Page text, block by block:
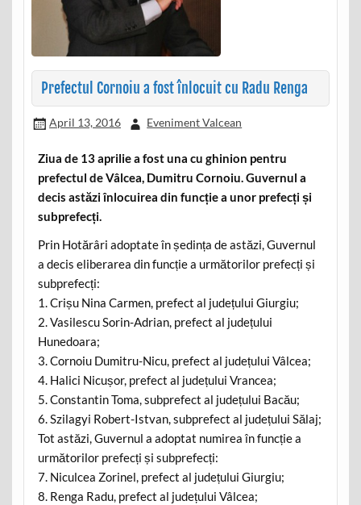
Prefectul Cornoiu a fost înlocuit cu Radu Renga
April 13, 2016 Eveniment Valcean
Ziua de 13 aprilie a fost una cu ghinion pentru
prefectul de Vâlcea, Dumitru Cornoiu. Guvernul a
decis astăzi înlocuirea din funcție a unor prefecți și
subprefecți.
Prin Hotărâri adoptate în ședința de astăzi, Guvernul
a decis eliberarea din funcție a următorilor prefecți și
subprefecți:
1. Crișu Nina Carmen, prefect al județului Giurgiu;
2. Vasilescu Sorin-Adrian, prefect al județului
Hunedoara;
3. Cornoiu Dumitru-Nicu, prefect al județului Vâlcea;
4. Halici Nicușor, prefect al județului Vrancea;
5. Constantin Toma, subprefect al județului Bacău;
6. Szilagyi Robert-Istvan, subprefect al județului Sălaj;
Tot astăzi, Guvernul a adoptat numirea în funcție a
următorilor prefecți și subprefecți:
7. Niculcea Zorinel, prefect al județului Giurgiu;
8. Renga Radu, prefect al județului Vâlcea;